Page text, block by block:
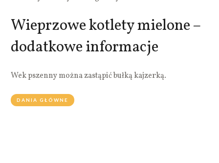
Wieprzowe kotlety mielone –
dodatkowe informacje
Wek pszenny można zastąpić bułką kajzerką.
DANIA GŁÓWNE